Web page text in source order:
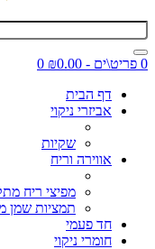
0 פריט\ים - ₪0.00
0
דף הבית
אביזרי ניקוי
שקיות
אווירה וריח
מפיצי ריח
תמציות שמן
חד פעמי
חומרי ניקוי